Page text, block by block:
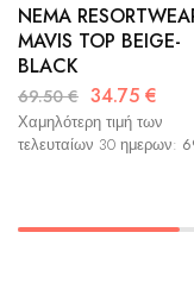
NEMA
MAVIS TOP BEIGE-
BLACK
69.50€ 34.75 €
Χαμηλότερη τιμή των
τελευταίων 30 ημερων: